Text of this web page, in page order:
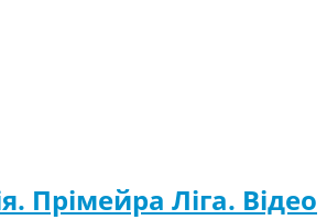
Прімейра Ліга. Відео